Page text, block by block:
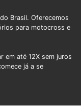
Brasil. Oferecemos
para motocross e
em até 12X sem juros
já a se